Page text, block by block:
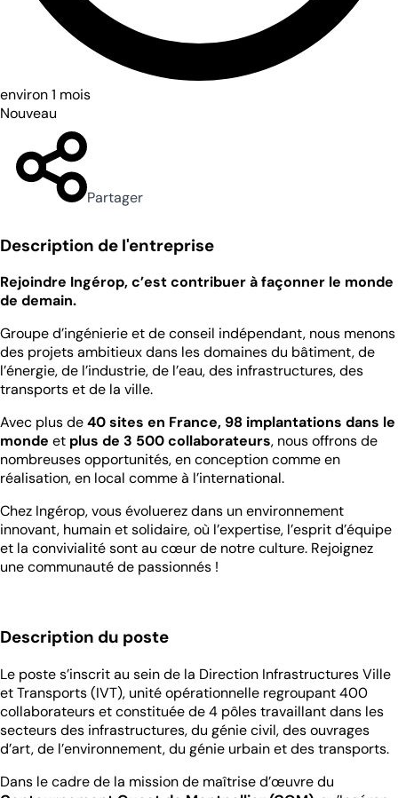
environ 1 mois
Nouveau
Partager
Description de l'entreprise
Rejoindre Ingérop, c’est contribuer à façonner le monde
de demain.
Groupe d’ingénierie et de conseil indépendant, nous menons
des projets ambitieux dans les domaines du bâtiment, de
l’énergie, de l’industrie, de l’eau, des infrastructures, des
transports et de la ville.
Avec plus de40 sites en France, 98 implantations dans le
monde et plus de 3 500 collaborateurs, nous offrons de
nombreuses opportunités, en conception comme en
réalisation, en local comme à l’international.
Chez Ingérop, vous évoluerez dans un environnement
innovant, humain et solidaire, où l’expertise, l’esprit d’équipe
et la convivialité sont au cœur de notre culture. Rejoignez
une communauté de passionnés !
Description du poste
Le poste s’inscrit au sein de la Direction Infrastructures Ville
et Transports (IVT), unité opérationnelle regroupant 400
collaborateurs et constituée de 4 pôles travaillant dans les
secteurs des infrastructures, du génie civil, des ouvrages
d’art, de l’environnement, du génie urbain et des transports.
Dans le cadre de la mission de maîtrise d’œuvre du